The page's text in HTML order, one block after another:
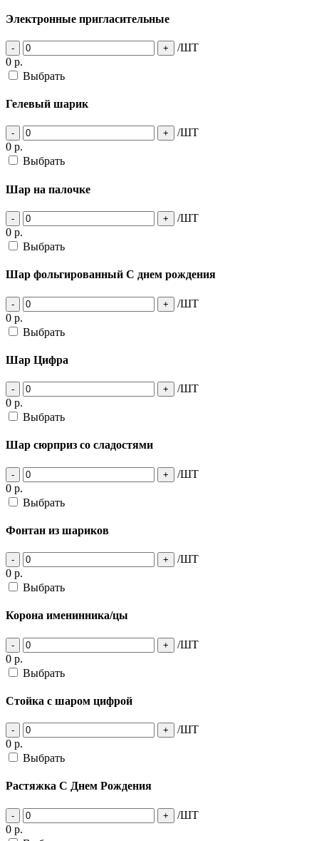
Электронные пригласительные
- +
/ШТ
0 р.
Выбрать
Гелевый шарик
- +
/ШТ
0 р.
Выбрать
Шар на палочке
- +
/ШТ
0 р.
Выбрать
Шар фольгированный С днем рождения
- +
/ШТ
0 р.
Выбрать
Шар Цифра
- +
/ШТ
0 р.
Выбрать
Шар сюрприз со сладостями
- +
/ШТ
0 р.
Выбрать
Фонтан из шариков
- +
/ШТ
0 р.
Выбрать
Корона именинника/цы
- +
/ШТ
0 р.
Выбрать
Стойка с шаром цифрой
- +
/ШТ
0 р.
Выбрать
Растяжка С Днем Рождения
- +
/ШТ
0 р.